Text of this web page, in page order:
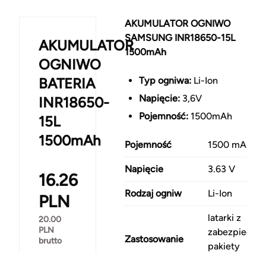
AKUMULATOR
OGNIWO
BATERIA
INR18650-
15L
1500mAh
16.26
PLN
20.00
PLN
brutto
AKUMULATOR OGNIWO
SAMSUNG INR18650-15L
1500mAh
Typ ogniwa:Li-Ion
Napięcie:3,6V
Pojemność:1500mAh
Pojemność 1500 mAh
Napięcie 3.63 V
Rodzaj ogniw Li-Ion
Zastosowanie
latarki z
pakiety